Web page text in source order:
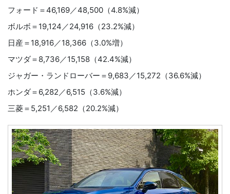
フォード＝46,169／48,500（4.8%減）
ボルボ＝19,124／24,916（23.2%減）
日産＝18,916／18,366（3.0%増）
マツダ＝8,736／15,158（42.4%減）
ジャガー・ランドローバー＝9,683／15,272（36.6%減）
ホンダ＝6,282／6,515（3.6%減）
三菱＝5,251／6,582（20.2%減）